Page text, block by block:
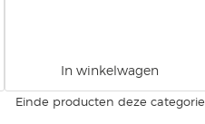
In winkelwagen
Einde producten deze categorie